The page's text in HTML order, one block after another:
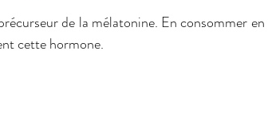
de la mélatonine. En consommer
cette hormone.